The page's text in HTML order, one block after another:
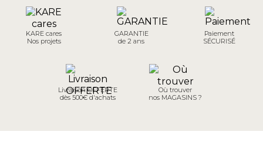
KARE cares
Nos projets
GARANTIE
de 2 ans
Paiement
SÉCURISÉ
Livraison OFFERTE
dès 500€ d'achats
Où trouver
nos MAGASINS ?